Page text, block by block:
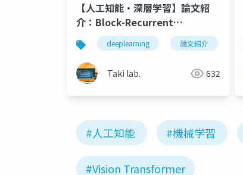
【人工知能・深層学習】論文紹
介：Block-Recurrent
Dynamics in Vision
Transformers
deeplearning 論文紹介
Taki lab. 632
#人工知能 #機械学習
#Vision Transformer